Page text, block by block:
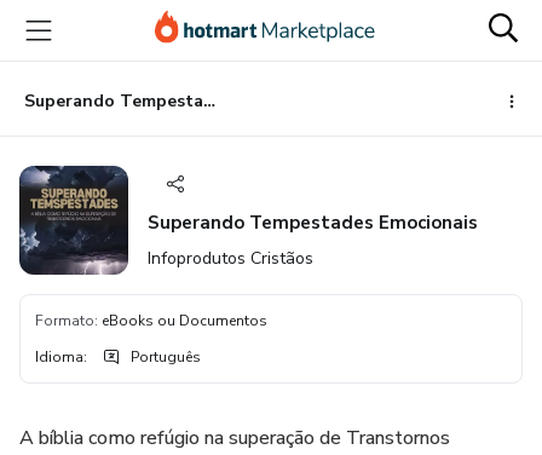
para
conteúdo
principal
para
pagamento
para
rodapé
Superando Tempestades Emocionais
Superando Tempestades Emocionais
Infoprodutos Cristãos
Formato: eBooks ou Documentos
Idioma: Português
A bíblia como refúgio na superação de Transtornos